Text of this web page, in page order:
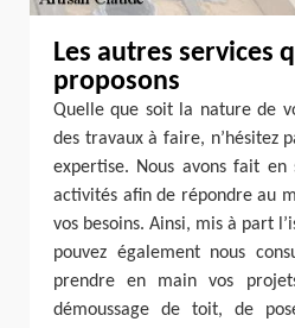
Les autres services
proposons
Quelle que soit la nature de
des travaux à faire, n’hésitez
expertise. Nous avons fait
activités afin de répondre au
vos besoins. Ainsi, mis à part
pouvez également nous
prendre en main vos
démoussage de toit, de